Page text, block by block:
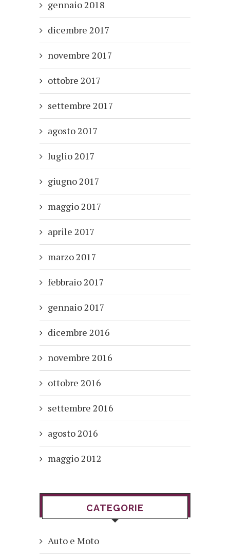
gennaio 2018
dicembre 2017
novembre 2017
ottobre 2017
settembre 2017
agosto 2017
luglio 2017
giugno 2017
maggio 2017
aprile 2017
marzo 2017
febbraio 2017
gennaio 2017
dicembre 2016
novembre 2016
ottobre 2016
settembre 2016
agosto 2016
maggio 2012
CATEGORIE
Auto e Moto